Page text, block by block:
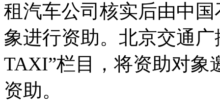
租汽车公司核实后由中
象进行资助。北京交通
TAXI”栏目，将资助对象
资助。